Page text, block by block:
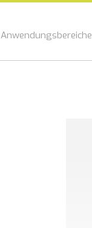
Anwendungsbereiche